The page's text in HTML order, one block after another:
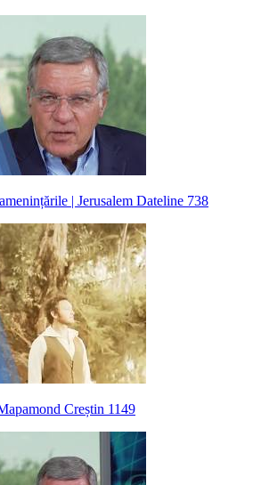
| Jerusalem Dateline 738
Creștin 1149